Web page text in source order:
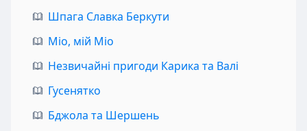
Шпага Славка Беркути
Міо, мій Міо
Незвичайні пригоди Карика та Валі
Гусенятко
Бджола та Шершень